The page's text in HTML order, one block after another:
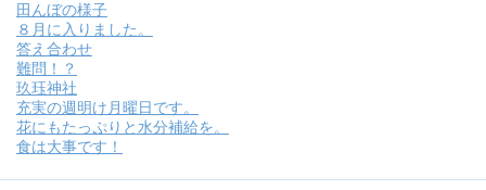
田んぼの様子
８月に入りました。
答え合わせ
難問！？
玖珏神社
充実の週明け月曜日です。
花にもたっぷりと水分補給を。
食は大事です！